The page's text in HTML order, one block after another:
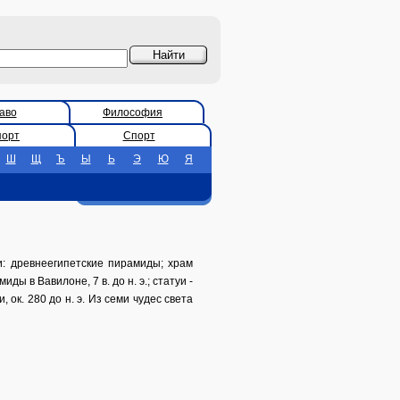
Философия
Спорт
Ш Щ Ъ Ы Ь Э Ю Я
пирамиды; храм
в Вавилоне, 7 в. до н. э.; статуи -
ок. 280 до н. э. Из семи чудес света